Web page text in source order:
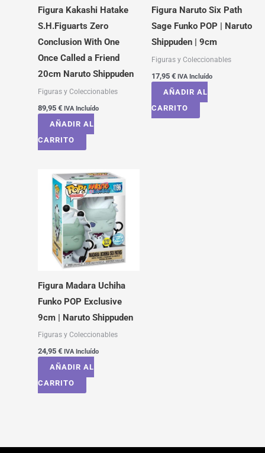
Figura Kakashi Hatake
S.H.Figuarts Zero
Conclusion With One
Once Called a Friend
20cm Naruto Shippuden
Figuras y Coleccionables
89,95 € IVA Incluído
AÑADIR AL
CARRITO
Figura Naruto Six Path
Sage Funko POP | Naruto
Shippuden | 9cm
Figuras y Coleccionables
17,95 € IVA Incluído
AÑADIR AL
CARRITO
Figura Madara Uchiha
Funko POP Exclusive
9cm | Naruto Shippuden
Figuras y Coleccionables
24,95 € IVA Incluído
AÑADIR AL
CARRITO